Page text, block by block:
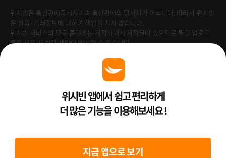
위시빈은 통신판매중개자이며 통신판매의 당사자가 아닙니다. 따라서 위시빈
은 상품·거래정보에 대하여 책임을 지지 않습니다.
위시빈 서비스의 모든 콘텐츠는 저작자에게 저작권이 있으므로 무단 업로드
혹은 사용 시 법적 책임이 발생할 수 있습니다.
Venture Enterprise위시빈 앱에서 쉽고 편리하게
더 많은 기능을 이용해보세요 !
지금 앱으로 보기